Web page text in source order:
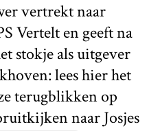
vertrekt naar
Vertelt en geeft na
stokje als uitgever
lees hier het
terugblikken op
naar Josjes